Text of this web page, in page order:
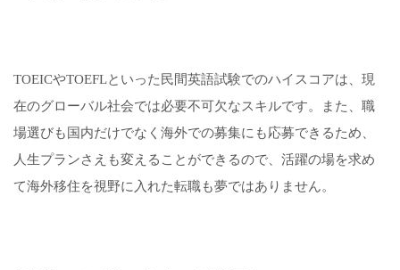
TOEICやTOEFLといった民間英語試験でのハイスコアは、現
在のグローバル社会では必要不可欠なスキルです。また、職
場選びも国内だけでなく海外での募集にも応募できるため、
人生プランさえも変えることができるので、活躍の場を求め
て海外移住を視野に入れた転職も夢ではありません。